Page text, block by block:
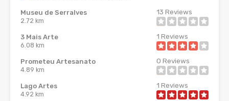
Museu de Serralves
2.72 km
13 Reviews
3 Mais Arte
6.08 km
1 Reviews
Prometeu Artesanato
4.89 km
0 Reviews
Lago Artes
4.92 km
1 Reviews